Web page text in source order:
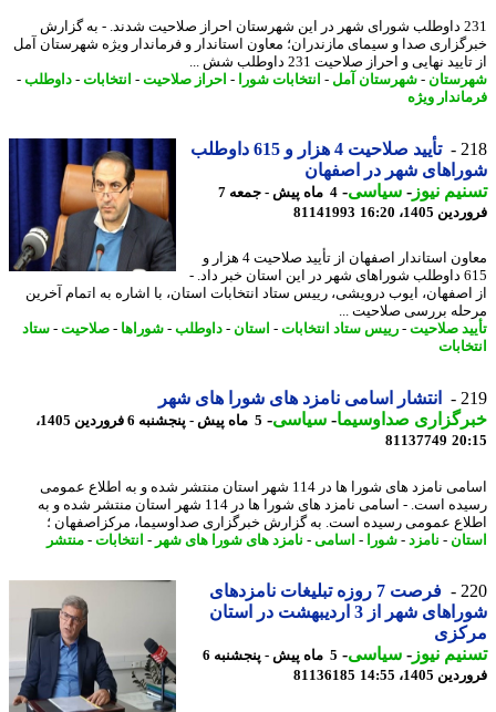
231 داوطلب شورای شهر در این شهرستان احراز صلاحیت شدند. - به گزارش
صدا و سیمای مازندران؛ معاون استاندار و فرماندار ویژه شهرستان آمل
نهایی و احراز صلاحیت 231 داوطلب شش ...
-شهرستان آمل -انتخابات شورا-احراز صلاحیت-انتخابات-داوطلب-
ویژه
تأیید صلاحیت 4 هزار و 615 داوطلب
شهر در اصفهان
نیوز-سیاسی-
4 ماه پیش - جمعه 7
1405، 16:20
81141993
معاون استاندار اصفهان از تأیید صلاحیت 4 هزار و
615 داوطلب شوراهای شهر در این استان خبر داد. -
ایوب درویشی، رییس ستاد انتخابات استان، با اشاره به اتمام آخرین
بررسی صلاحیت ...
صلاحیت-رییس ستاد انتخابات-استان-داوطلب-شوراها- صلاحیت-ستاد
انتشار اسامی نامزد های شورا های شهر
صداوسیما-سیاسی-
5 ماه پیش - پنجشنبه 6 فروردین 1405،
81137749
اسامی نامزد های شورا ها در 114 شهر استان منتشر شده و به اطلاع عمومی
رسیده است. - اسامی نامزد های شورا ها در 114 شهر استان منتشر شده و به
عمومی رسیده است. به گزارش خبرگزاری صداوسیما، مرکزاصفهان ؛
-نامزد-شورا-اسامی-نامزد های شورا های شهر -انتخابات-منتشر
فرصت 7 روزه تبلیغات نامزدهای
شوراهای شهر از 3 اردیبهشت در استان
نیوز-سیاسی-
5 ماه پیش - پنجشنبه 6
1405، 14:55
81136185